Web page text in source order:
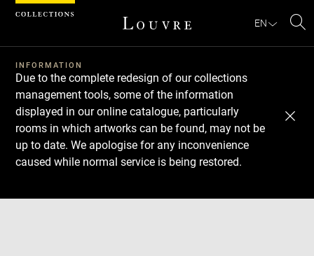
EN
INFORMATION
Due to the complete redesign of our collections
management tools, some of the information
displayed in our online catalogue, particularly
rooms in which artworks can be found, may not be
up to date. We apologise for any inconvenience
caused while normal service is being restored.
Download
Next
Previous
Cookies management panel